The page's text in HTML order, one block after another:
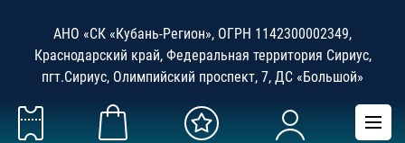
АНО «СК «Кубань-Регион», ОГРН 1142300002349,
Краснодарский край, Федеральная территория Сириус,
пгт.Сириус, Олимпийский проспект, 7, ДС «Большой»